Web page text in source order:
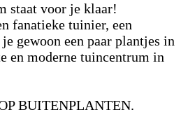
staat voor je klaar!
fanatieke tuinier, een
gewoon een paar plantjes in
en moderne tuincentrum in
BUITENPLANTEN.